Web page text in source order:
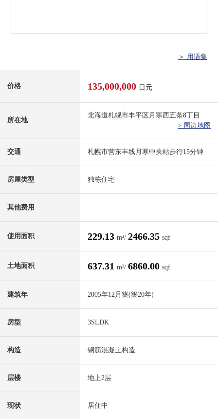
＞ 用语集
价格 135,000,000 日元
所在地
北海道札幌市丰平区月寒西五条8丁目
> 周边地图
交通 札幌市营东丰线月寒中央站步行15分钟
房屋类型 独栋住宅
其他费用
使用面积 229.13 m²/ 2466.35 sqf
土地面积 637.31 m²/ 6860.00 sqf
建筑年 2005年12月築(築20年)
房型 3SLDK
构造 钢筋混凝土构造
层楼 地上2层
现状 居住中